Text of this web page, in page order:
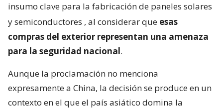
insumo clave para la fabricación de paneles solares
y semiconductores , al considerar que esas
compras del exterior representan una amenaza
para la seguridad nacional.
Aunque la proclamación no menciona
expresamente a China, la decisión se produce en un
contexto en el que el país asiático domina la